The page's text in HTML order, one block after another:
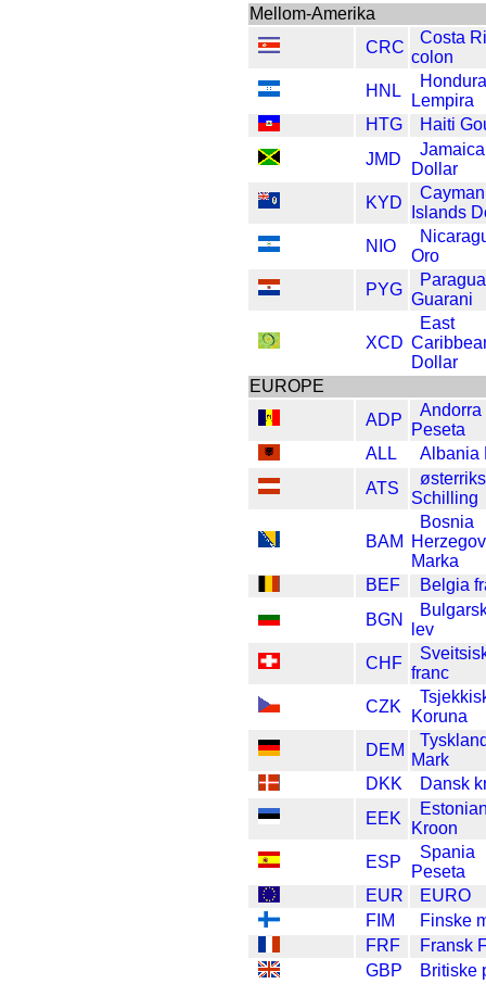
Mellom-Amerika
CRC
Costa
colon
HNL
Lempira
HTG
Haiti
JMD
Jamaica
Dollar
KYD
Cayman
Islands
NIO
Oro
PYG
Guarani
XCD
East
Dollar
EUROPE
ADP
Andorra
Peseta
ALL
Albania
ATS
Schilling
BAM
Bosnia
Marka
BEF
Belgia
BGN
lev
CHF
franc
CZK
Koruna
DEM
Mark
DKK
Dansk
EEK
Kroon
ESP
Spania
Peseta
EUR
EURO
FIM
Finske
FRF
Fransk
GBP
Britiske